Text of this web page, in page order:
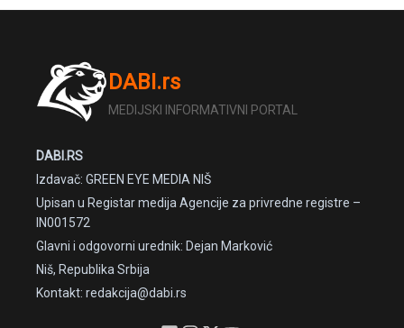
DABI.rs
MEDIJSKI INFORMATIVNI PORTAL
DABI.RS
Izdavač: GREEN EYE MEDIA NIŠ
Upisan u Registar medija Agencije za privredne registre –
IN001572
Glavni i odgovorni urednik: Dejan Marković
Niš, Republika Srbija
Kontakt: redakcija@dabi.rs